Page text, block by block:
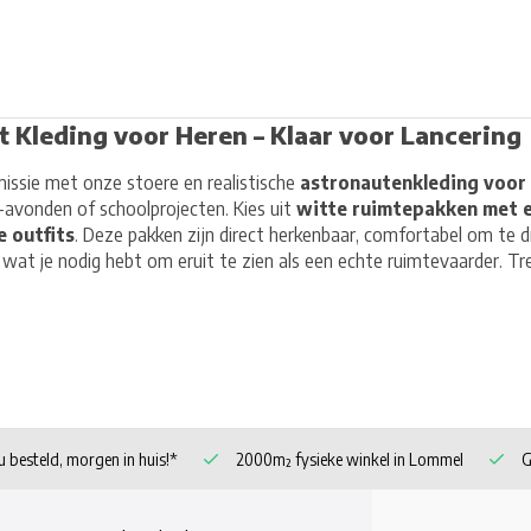
Kleding voor Heren – Klaar voor Lancering
met onze stoere en realistische astronautenkleding voor
of schoolprojecten. Kies uit witte ruimtepakken met
outfits. Deze pakken zijn direct herkenbaar, comfortabel om te
wat je nodig hebt om eruit te zien als een echte ruimtevaarder.
besteld, morgen in huis!* 2000m² fysieke winkel in Lommel